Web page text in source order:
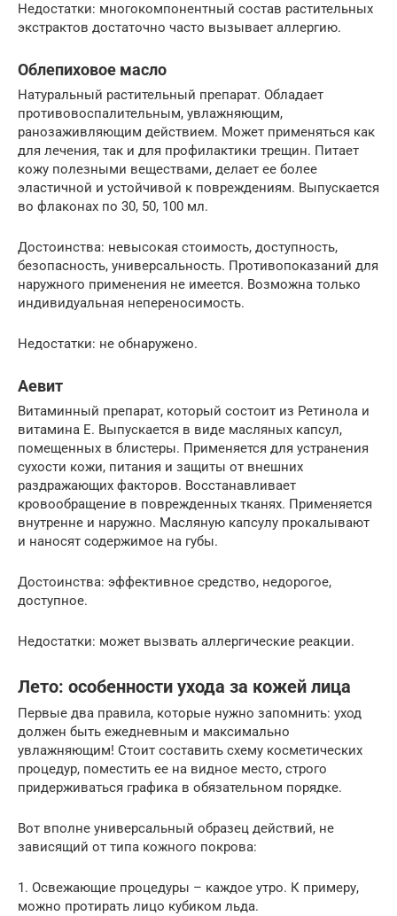
Недостатки: многокомпонентный состав растительных
экстрактов достаточно часто вызывает аллергию.
Облепиховое масло
Натуральный растительный препарат. Обладает
противовоспалительным, увлажняющим,
ранозаживляющим действием. Может применяться как
для лечения, так и для профилактики трещин. Питает
кожу полезными веществами, делает ее более
эластичной и устойчивой к повреждениям. Выпускается
во флаконах по 30, 50, 100 мл.
Достоинства: невысокая стоимость, доступность,
безопасность, универсальность. Противопоказаний для
наружного применения не имеется. Возможна только
индивидуальная непереносимость.
Недостатки: не обнаружено.
Аевит
Витаминный препарат, который состоит из Ретинола и
витамина Е. Выпускается в виде масляных капсул,
помещенных в блистеры. Применяется для устранения
сухости кожи, питания и защиты от внешних
раздражающих факторов. Восстанавливает
кровообращение в поврежденных тканях. Применяется
внутренне и наружно. Масляную капсулу прокалывают
и наносят содержимое на губы.
Достоинства: эффективное средство, недорогое,
доступное.
Недостатки: может вызвать аллергические реакции.
Лето: особенности ухода за кожей лица
Первые два правила, которые нужно запомнить: уход
должен быть ежедневным и максимально
увлажняющим! Стоит составить схему косметических
процедур, поместить ее на видное место, строго
придерживаться графика в обязательном порядке.
Вот вполне универсальный образец действий, не
зависящий от типа кожного покрова:
1. Освежающие процедуры – каждое утро. К примеру,
можно протирать лицо кубиком льда.